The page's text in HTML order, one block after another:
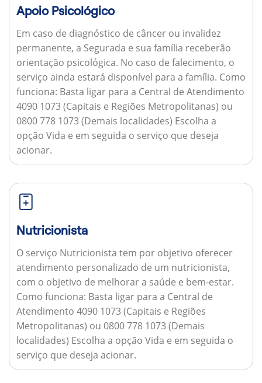
Apoio Psicológico
Em caso de diagnóstico de câncer ou invalidez
permanente, a Segurada e sua família receberão
orientação psicológica. No caso de falecimento, o
serviço ainda estará disponível para a família. Como
funciona: Basta ligar para a Central de Atendimento
4090 1073 (Capitais e Regiões Metropolitanas) ou
0800 778 1073 (Demais localidades) Escolha a
opção Vida e em seguida o serviço que deseja
acionar.
Nutricionista
O serviço Nutricionista tem por objetivo oferecer
atendimento personalizado de um nutricionista,
com o objetivo de melhorar a saúde e bem-estar.
Como funciona: Basta ligar para a Central de
Atendimento 4090 1073 (Capitais e Regiões
Metropolitanas) ou 0800 778 1073 (Demais
localidades) Escolha a opção Vida e em seguida o
serviço que deseja acionar.